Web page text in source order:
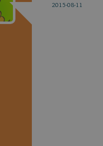
2015-08-11